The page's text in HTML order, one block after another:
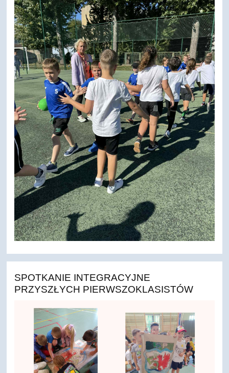
SPOTKANIE INTEGRACYJNE
PRZYSZŁYCH PIERWSZOKLASISTÓW